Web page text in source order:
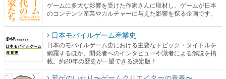
ゲームに多大な影響を受けた作家さんに取材し、ゲームが日本
のコンテンツ産業やカルチャーに与えた影響を探る企画です。
日本モバイルゲーム産業史
日本のモバイルゲーム史における主要なトピック・タイトルを
網羅するほか、開発者へのインタビューや識者による解説を掲
載。約20年の歴史が一望できる決定版！